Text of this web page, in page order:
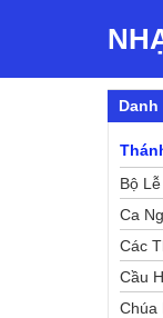
Bộ
Ca
Các
Cầu
Chúa